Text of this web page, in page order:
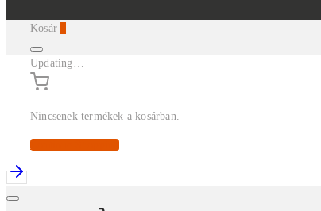
Kosár
Updating…
Nincsenek termékek a kosárban.
Continue Shopping